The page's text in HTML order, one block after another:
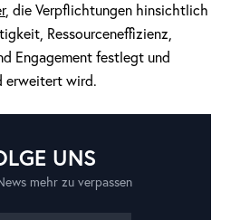
, die Verpflichtungen hinsichtlich
Ressourceneffizienz,
Engagement festlegt und
erweitert wird.
UNS
mehr zu verpassen